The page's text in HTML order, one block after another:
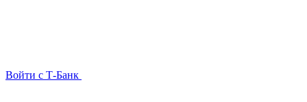
Войти с Т-Банк